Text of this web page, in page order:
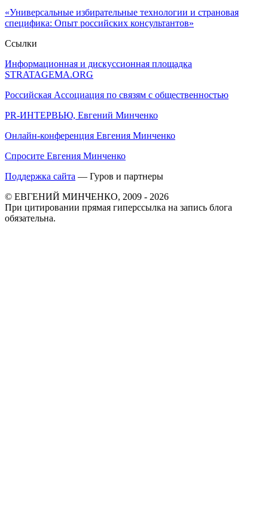
«Универсальные избирательные технологии и страновая
специфика: Опыт российских консультантов»
Ссылки
Информационная и дискуссионная площадка
STRATAGEMA.ORG
Российская Ассоциация по связям с общественностью
PR-ИНТЕРВЬЮ, Евгений Минченко
Онлайн-конференция Евгения Минченко
Спросите Евгения Минченко
Поддержка сайта — Гуров и партнеры
© ЕВГЕНИЙ МИНЧЕНКО, 2009 - 2026
При цитировании прямая гиперссылка на запись блога
обязательна.